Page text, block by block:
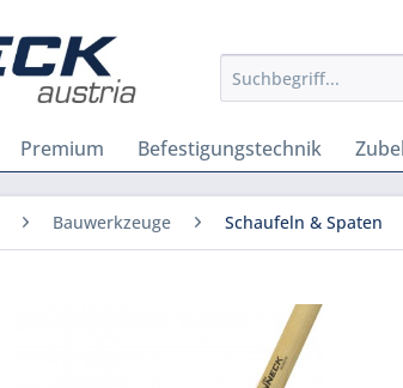
Premium Befestigungstechnik
Bauwerkzeuge Schaufeln & Spaten